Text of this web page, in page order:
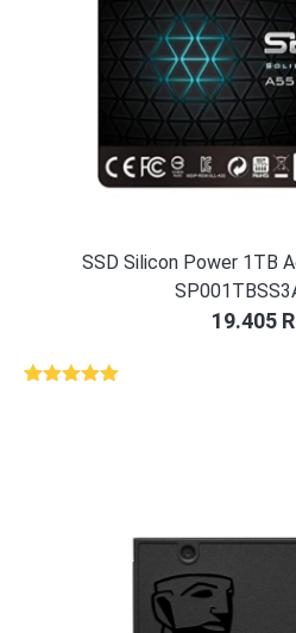
SSD Silicon Power 1TB
19.405